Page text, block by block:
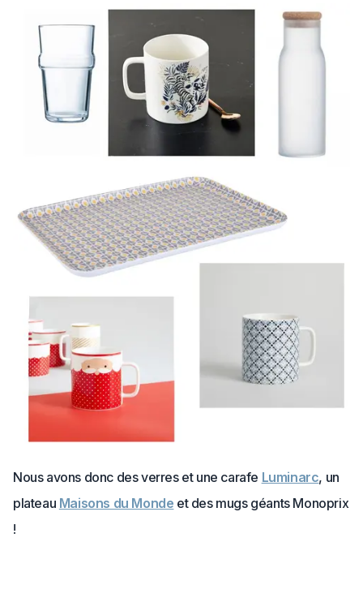
Nous avons donc des verres et une carafe Luminarc, un
plateau Maisons du Monde et des mugs géants Monoprix
!